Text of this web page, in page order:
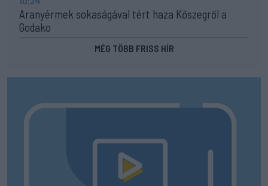
Aranyérmek sokaságával tért haza Kőszegről a
Godako
MÉG TÖBB FRISS HÍR